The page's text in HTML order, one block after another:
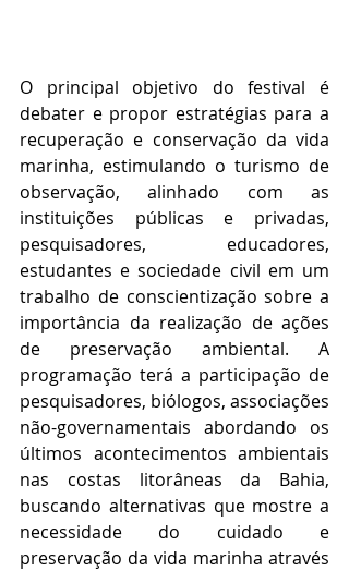
O principal objetivo do festival é
debater e propor estratégias para a
recuperação e conservação da vida
marinha, estimulando o turismo de
observação, alinhado com as
instituições públicas e privadas,
pesquisadores, educadores,
estudantes e sociedade civil em um
trabalho de conscientização sobre a
importância da realização de ações
de preservação ambiental. A
programação terá a participação de
pesquisadores, biólogos, associações
não-governamentais abordando os
últimos acontecimentos ambientais
nas costas litorâneas da Bahia,
buscando alternativas que mostre a
necessidade do cuidado e
preservação da vida marinha através